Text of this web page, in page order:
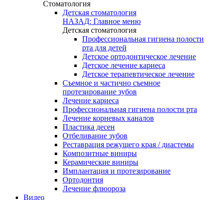
Стоматология
Детская стоматология
НАЗАД: Главное меню
Детская стоматология
Профессиональная гигиена полости
рта для детей
Детское ортодонтическое лечение
Детское лечение кариеса
Детское терапевтическое лечение
Съемное и частично съемное
протезирование зубов
Лечение кариеса
Профессиональная гигиена полости рта
Лечение корневых каналов
Пластика десен
Отбеливание зубов
Реставрация режущего края / диастемы
Композитные виниры
Керамические виниры
Имплантация и протезирование
Ортодонтия
Лечение флюороза
Видео